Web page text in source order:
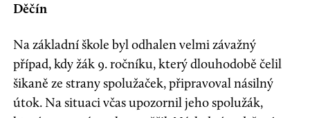
Děčín
Na základní škole byl odhalen velmi závažný
případ, kdy žák 9. ročníku, který dlouhodobě čelil
šikaně ze strany spolužaček, připravoval násilný
útok. Na situaci včas upozornil jeho spolužák,